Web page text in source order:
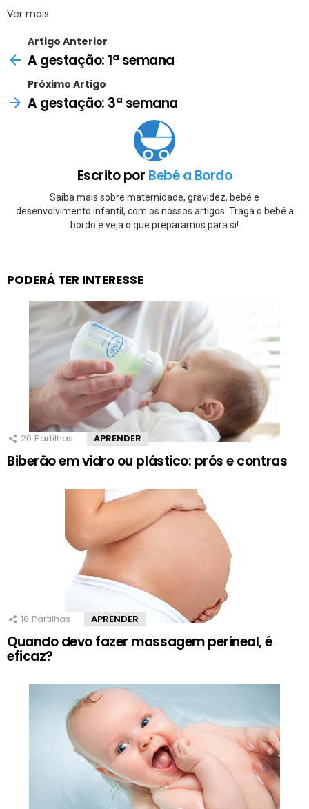
Ver mais
Artigo Anterior
A gestação: 1ª semana
Próximo Artigo
A gestação: 3ª semana
Escrito por Bebé a Bordo
Saiba mais sobre maternidade, gravidez, bebé e
desenvolvimento infantil, com os nossos artigos. Traga o bebé a
bordo e veja o que preparamos para si!
PODERÁ TER INTERESSE
20 Partilhas APRENDER
Biberão em vidro ou plástico: prós e contras
18 Partilhas APRENDER
Quando devo fazer massagem perineal, é
eficaz?